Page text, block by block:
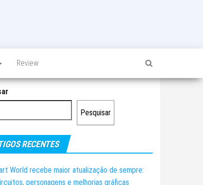
Review
Pesquisar
RECENTES
World recebe maior atualização de sempre:
personagens e melhorias gráficas